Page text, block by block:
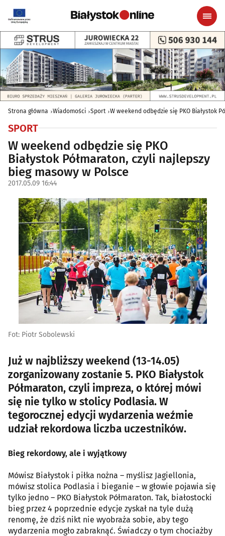
Strona główna Wiadomości Sport W weekend odbędzie się PKO Białystok
SPORT
W weekend odbędzie się PKO
Białystok Półmaraton, czyli najlepszy
bieg masowy w Polsce
2017.05.09 16:44
Fot: Piotr Sobolewski
Już w najbliższy weekend (13-14.05)
zorganizowany zostanie 5. PKO Białystok
Półmaraton, czyli impreza, o której mówi
się nie tylko w stolicy Podlasia. W
tegorocznej edycji wydarzenia weźmie
udział rekordowa liczba uczestników.
Bieg rekordowy, ale i wyjątkowy
Mówisz Białystok i piłka nożna – myślisz Jagiellonia,
mówisz stolica Podlasia i bieganie – w głowie pojawia się
tylko jedno – PKO Białystok Półmaraton. Tak, białostocki
bieg przez 4 poprzednie edycje zyskał na tyle dużą
renomę, że dziś nikt nie wyobraża sobie, aby tego
wydarzenia mogło zabraknąć. Świadczy o tym chociażby